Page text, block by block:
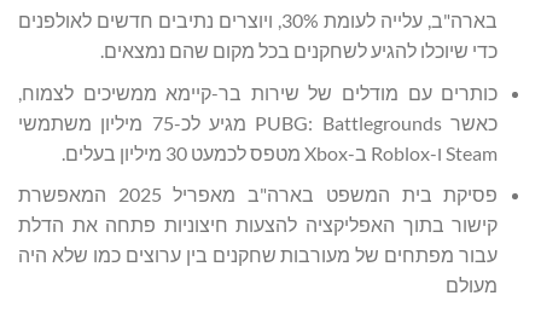
בארה"ב, עלייה לעומת 30%, ויוצרים נתיבים חדשים לאולפנים
כדי שיוכלו להגיע לשחקנים בכל מקום שהם נמצאים.
כותרים עם מודלים של שירות בר-קיימא ממשיכים לצמוח,
כאשר PUBG: Battlegrounds מגיע לכ-75 מיליון משתמשי
Steam ו-Roblox ב-Xbox מטפס לכמעט 30 מיליון בעלים.
פסיקת בית המשפט בארה"ב מאפריל 2025 המאפשרת
קישור בתוך האפליקציה להצעות חיצוניות פתחה את הדלת
עבור מפתחים של מעורבות שחקנים בין ערוצים כמו שלא היה
מעולם